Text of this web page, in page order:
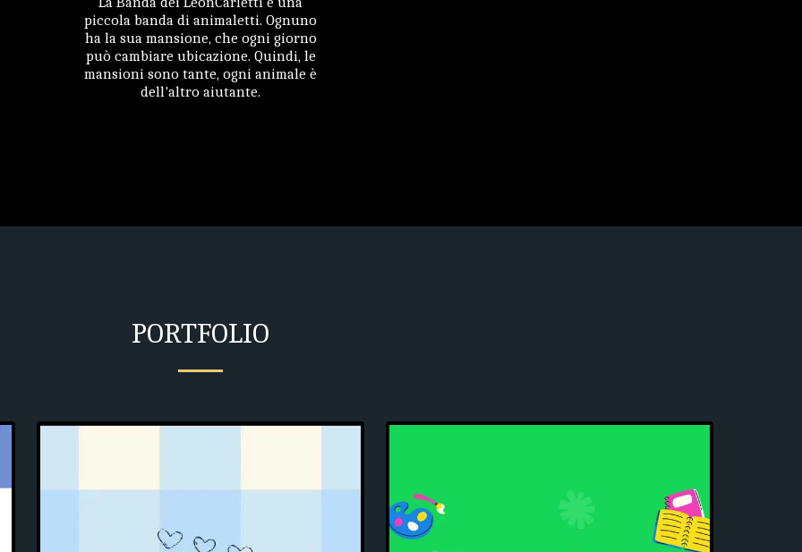
piccola banda di animaletti. Ognuno
ha la sua mansione, che ogni giorno
può cambiare ubicazione. Quindi, le
mansioni sono tante, ogni animale è
dell'altro aiutante.
PORTFOLIO